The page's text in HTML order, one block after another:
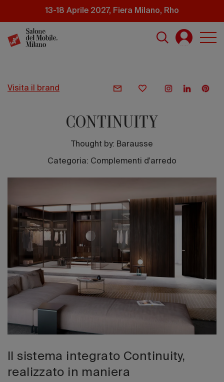
principale
13-18 Aprile 2027, Fiera Milano, Rho
visita il brand
CONTINUITY
Thought by: Barausse
Categoria: Complementi d'arredo
Il sistema integrato Continuity,
realizzato in maniera